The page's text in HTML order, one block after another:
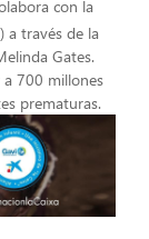
con la
a través de la
Gates.
700 millones
prematuras.